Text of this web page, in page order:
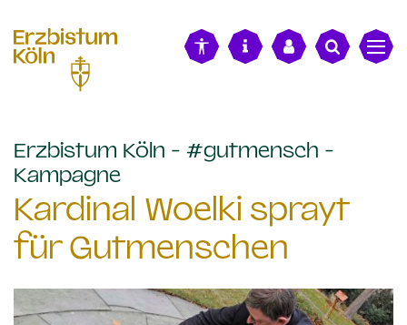
Erzbistum Köln - #gutmensch -
Kampagne:
Kardinal Woelki sprayt
für Gutmenschen